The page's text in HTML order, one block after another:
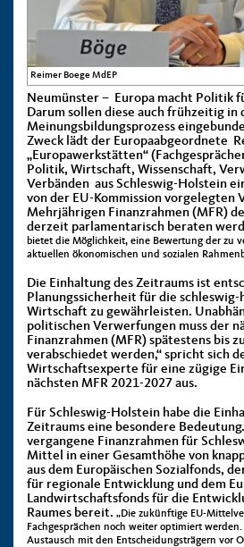
Reimer Boege MdEP
Neumünster – Europa macht Politik
Darum sollen diese auch frühzeitig in
Meinungsbildungsprozess
Zweck lädt der Europaabgeordnete
„Europawerkstätten“
Politik, Wirtschaft, Wissenschaft,
Verbänden aus Schleswig-Holstein
von der EU-Kommission vorgelegten
Mehrjährigen Finanzrahmen (MFR)
derzeit parlamentarisch beraten
bietet die Möglichkeit, eine Bewertung der zu
aktuellen ökonomischen und sozialen
Die Einhaltung des Zeitraums ist
Planungssicherheit für die schleswig-
Wirtschaft zu gewährleisten.
politischen Verwerfungen muss der
Finanzrahmen (MFR) spätestens bis
verabschiedet werden,“ spricht sich
Wirtschaftsexperte für eine zügige
nächsten MFR 2021-2027 aus.
Für Schleswig-Holstein habe die
Zeitraums eine besondere
vergangene Finanzrahmen für
Mittel in einer Gesamthöhe von
aus dem Europäischen Sozialfonds,
für regionale Entwicklung und dem
Landwirtschaftsfonds für die
Raumes bereit. „Die zukünftige EU-
Fachgesprächen noch weiter optimiert
Austausch mit den Entscheidungsträgern vor